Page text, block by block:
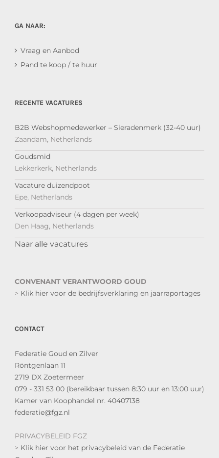
GA NAAR:
Vraag en Aanbod
Pand te koop / te huur
RECENTE VACATURES
B2B Webshopmedewerker – Sieradenmerk (32-40 uur)
Zaandam, Netherlands
Goudsmid
Lekkerkerk, Netherlands
Vacature duizendpoot
Epe, Netherlands
Verkoopadviseur (4 dagen per week)
Den Haag, Netherlands
Naar alle vacatures
CONVENANT VERANTWOORD GOUD
> Klik hier voor de bedrijfsverklaring en jaarraportages
CONTACT
Federatie Goud en Zilver
Röntgenlaan 11
2719 DX Zoetermeer
079 - 331 53 00 (bereikbaar tussen 8:30 uur en 13:00 uur)
Kamer van Koophandel nr. 40407138
federatie@fgz.nl
PRIVACYBELEID FGZ
> Klik hier voor het privacybeleid van de Federatie